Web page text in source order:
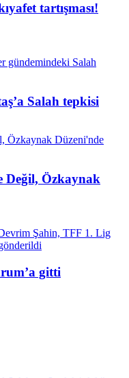
tartışması!
Salah tepkisi
Değil, Özkaynak
gitti